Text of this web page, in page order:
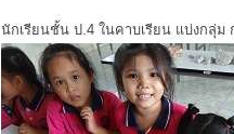
นักเรียนชั้น ป.4 ในคาบเรียน แบ่งกลุ่ม